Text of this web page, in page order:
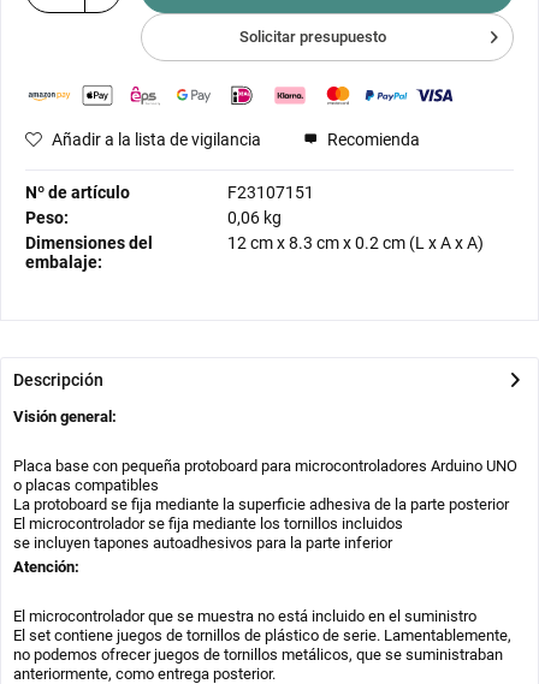
Solicitar presupuesto
Añadir a la lista de vigilancia Recomienda
Nº de artículo
F23107151
Peso:
0,06 kg
Dimensiones del
embalaje:
12 cmx8.3 cmx0.2 cm (L x A x A)
Descripción
Visión general:
Placa base con pequeña protoboard para microcontroladores Arduino UNO
o placas compatibles
La protoboard se fija mediante la superficie adhesiva de la parte posterior
El microcontrolador se fija mediante los tornillos incluidos
se incluyen tapones autoadhesivos para la parte inferior
Atención:
El microcontrolador que se muestra no está incluido en el suministro
El set contiene juegos de tornillos de plástico de serie. Lamentablemente,
no podemos ofrecer juegos de tornillos metálicos, que se suministraban
anteriormente, como entrega posterior.